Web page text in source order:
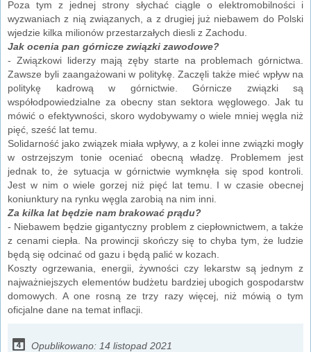
Poza tym z jednej strony słychać ciągle o elektromobilności i
wyzwaniach z nią związanych, a z drugiej już niebawem do Polski
wjedzie kilka milionów przestarzałych diesli z Zachodu.
Jak ocenia pan górnicze związki zawodowe?
- Związkowi liderzy mają zęby starte na problemach górnictwa.
Zawsze byli zaangażowani w politykę. Zaczęli także mieć wpływ na
politykę kadrową w górnictwie. Górnicze związki są
współodpowiedzialne za obecny stan sektora węglowego. Jak tu
mówić o efektywności, skoro wydobywamy o wiele mniej węgla niż
pięć, sześć lat temu.
Solidarność jako związek miała wpływy, a z kolei inne związki mogły
w ostrzejszym tonie oceniać obecną władzę. Problemem jest
jednak to, że sytuacja w górnictwie wymknęła się spod kontroli.
Jest w nim o wiele gorzej niż pięć lat temu. I w czasie obecnej
koniunktury na rynku węgla zarobią na nim inni.
Za kilka lat będzie nam brakować prądu?
- Niebawem będzie gigantyczny problem z ciepłownictwem, a także
z cenami ciepła. Na prowincji skończy się to chyba tym, że ludzie
będą się odcinać od gazu i będą palić w kozach.
Koszty ogrzewania, energii, żywności czy lekarstw są jednym z
najważniejszych elementów budżetu bardziej ubogich gospodarstw
domowych. A one rosną ze trzy razy więcej, niż mówią o tym
oficjalne dane na temat inflacji.
Opublikowano: 14 listopad 2021